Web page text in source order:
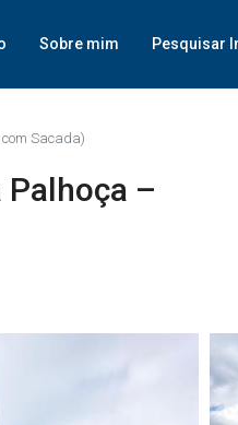
Sobre mim Pesquisar
Sacada)
–